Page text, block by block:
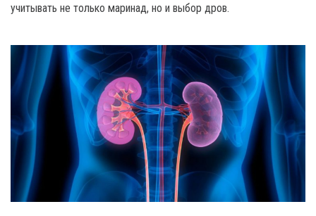
учитывать не только маринад, но и выбор дров.